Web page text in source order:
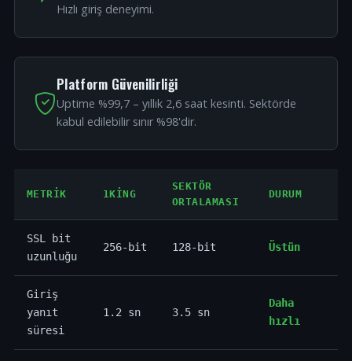
Hızlı giriş deneyimi.
Platform Güvenilirliği
Uptime %99,7 – yıllık 2,6 saat kesinti. Sektörde
kabul edilebilir sınır %98'dir.
METRIK 1KING
SEKTÖR
ORTALAMASI
DURUM
SSL bit
uzunluğu
256-bit 128-bit Üstün
Giriş
yanıt
süresi
1.2 sn 3.5 sn
Daha
hızlı